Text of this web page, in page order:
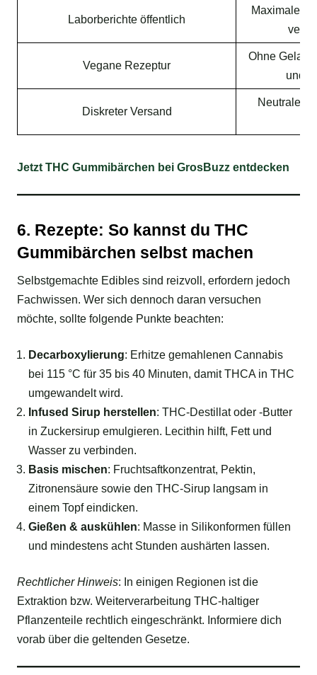
Laborberichte öffentlich
Maximale
Vegane Rezeptur
Ohne
und
Diskreter Versand
Neutrale
Jetzt THC Gummibärchen bei GrosBuzz entdecken
6. Rezepte: So kannst du THC
Gummibärchen selbst machen
Selbstgemachte Edibles sind reizvoll, erfordern jedoch
Fachwissen. Wer sich dennoch daran versuchen
möchte, sollte folgende Punkte beachten:
Decarboxylierung: Erhitze gemahlenen Cannabis
bei 115 °C für 35 bis 40 Minuten, damit THCA in THC
umgewandelt wird.
Infused Sirup herstellen: THC-Destillat oder -Butter
in Zuckersirup emulgieren. Lecithin hilft, Fett und
Wasser zu verbinden.
Basis mischen: Fruchtsaftkonzentrat, Pektin,
Zitronensäure sowie den THC-Sirup langsam in
einem Topf eindicken.
Gießen & auskühlen: Masse in Silikonformen füllen
und mindestens acht Stunden aushärten lassen.
Rechtlicher Hinweis: In einigen Regionen ist die
Extraktion bzw. Weiterverarbeitung THC-haltiger
Pflanzenteile rechtlich eingeschränkt. Informiere dich
vorab über die geltenden Gesetze.